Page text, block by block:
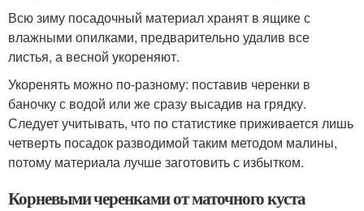
Всю зиму посадочный материал хранят в ящике с
влажными опилками, предварительно удалив все
листья, а весной укореняют.
Укоренять можно по-разному: поставив черенки в
баночку с водой или же сразу высадив на грядку.
Следует учитывать, что по статистике приживается лишь
четверть посадок разводимой таким методом малины,
потому материала лучше заготовить с избытком.
Корневыми черенками от маточного куста